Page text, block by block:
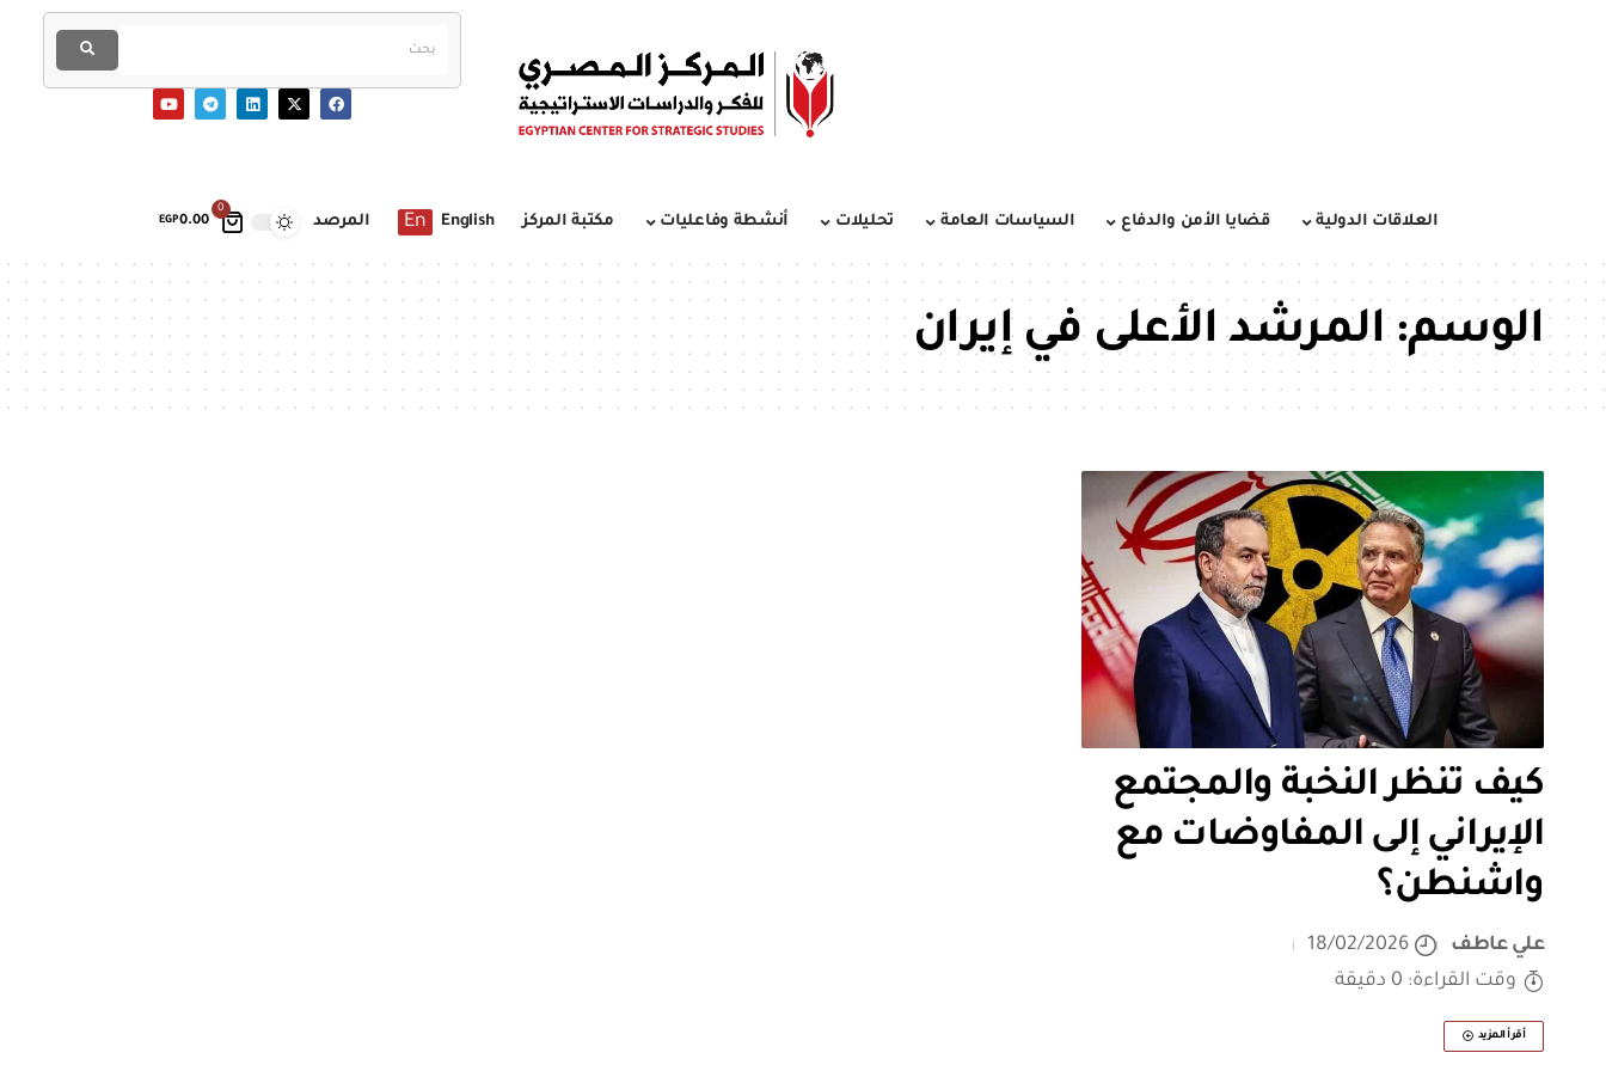
0
EGP0.00 العلاقات الدولية قضايا الأمن والدفاع السياسات العامة تحليلات أنشطة وفاعليات مكتبة المركز English
En المرصد
الوسم:المرشد الأعلى في إيران
كيف تنظر النخبة والمجتمع
الإيراني إلى المفاوضات مع
واشنطن؟
علي عاطف
18/02/2026
وقت القراءة: 0 دقيقة
أقرأ المزيد